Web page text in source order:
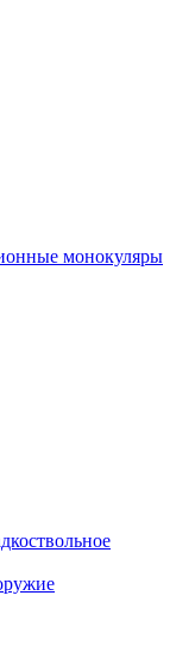
монокуляры